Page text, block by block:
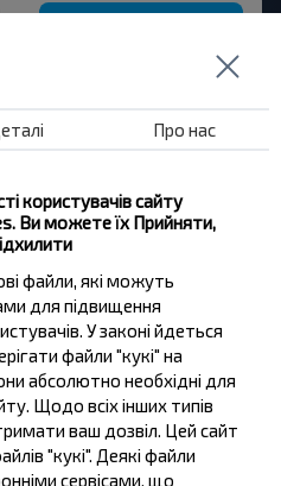
Крапивня, Березинский р-н МИНСКАЯ ОБЛ.
та спеціальні
на розсилку та
Про нас
користувачів сайту
Ви можете їх Прийняти,
файли, які можуть
для підвищення
У законі йдеться
файли "кукі" на
абсолютно необхідні для
Щодо всіх інших типів
ваш дозвіл. Цей сайт
"кукі". Деякі файли
сервісами, що